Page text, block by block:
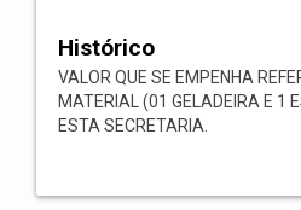
Histórico
VALOR QUE SE EMPENHA
MATERIAL (01 GELADEIRA E 1
ESTA SECRETARIA.